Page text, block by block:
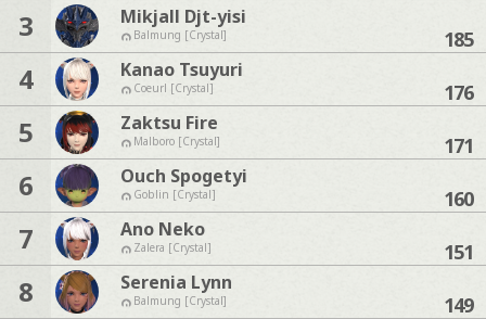
3 Mikjall Djt-yisi
Balmung [Crystal] 185
4 Kanao Tsuyuri
Coeurl [Crystal] 176
5 Zaktsu Fire
Malboro [Crystal] 171
6 Ouch Spogetyi
Goblin [Crystal] 160
7 Ano Neko
Zalera [Crystal] 151
8 Serenia Lynn
Balmung [Crystal] 149